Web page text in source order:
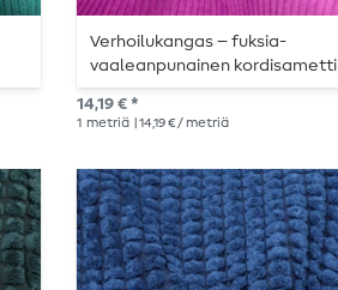
Verhoilukangas – fuksia-
vaaleanpunainen kordisametti
14,19 € *
1 metriä | 14,19 € / metriä